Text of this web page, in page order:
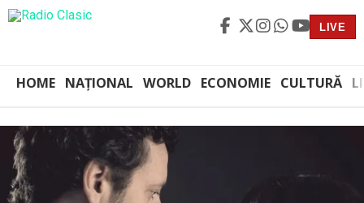
LIVE
HOME NAȚIONAL WORLD ECONOMIE CULTURĂ